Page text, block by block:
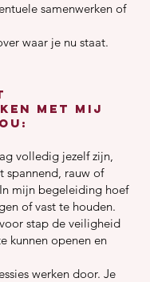
samenwerken of
waar je nu staat.
met mij
volledig jezelf zijn,
spannend, rauw of
mijn begeleiding hoef
of vast te houden.
stap de veiligheid
kunnen openen en
werken door. Je